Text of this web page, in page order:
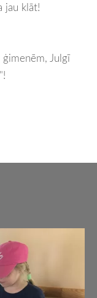
jau klāt!
ģimenēm, Julgī